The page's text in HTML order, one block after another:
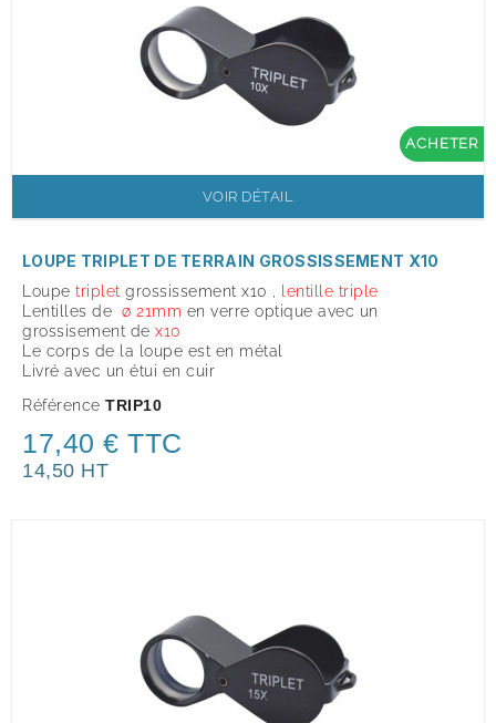
ACHETER
VOIR DÉTAIL
LOUPE TRIPLET DE TERRAIN GROSSISSEMENT X10
Loupe triplet grossissement x10 , lentille triple
Lentilles de ø 21mm en verre optique avec un
grossisement de x10
Le corps de la loupe est en métal
Livré avec un étui en cuir
Référence TRIP10
17,40 € TTC
14,50 HT